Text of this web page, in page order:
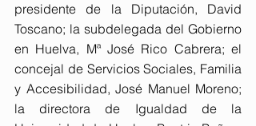
presidente de la Diputación, David
Toscano; la subdelegada del Gobierno
en Huelva, Mª José Rico Cabrera; el
concejal de Servicios Sociales, Familia
y Accesibilidad, José Manuel Moreno;
la directora de Igualdad de la